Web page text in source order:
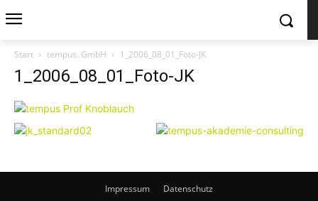
Start tempus. GmbH 1_2006_08_01_Foto-JK
1_2006_08_01_Foto-JK
Impressum Datenschutz